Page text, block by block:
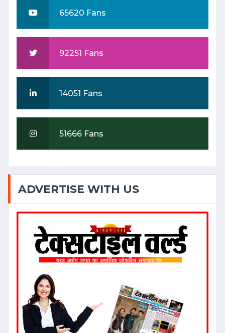
65620 Fans
92251 Fans
14051 Fans
51666 Fans
ADVERTISE WITH US
Category: Textile
भारत टेक्स 2024 में भारतीय टेक्सटाइल
Date: 2024-03-18 07:01:43 |
Category: Textile
future
Date: 2024-02-13 05:39:16 |
Category: Textile
दिनेश कटारिया सेक्रेटरी और नानालाल
राठौड कोषाध्यक्ष बने
Date: 2023-07-15 11:35:49 |
Category: Textile